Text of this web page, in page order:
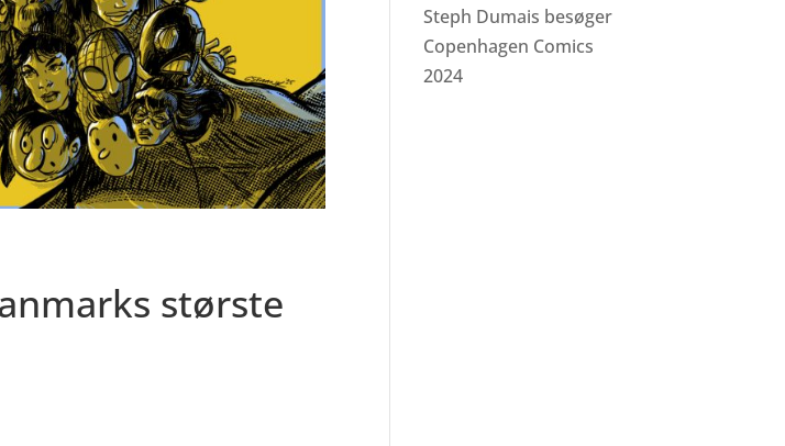
største
Steph Dumais besøger
Copenhagen Comics
2024